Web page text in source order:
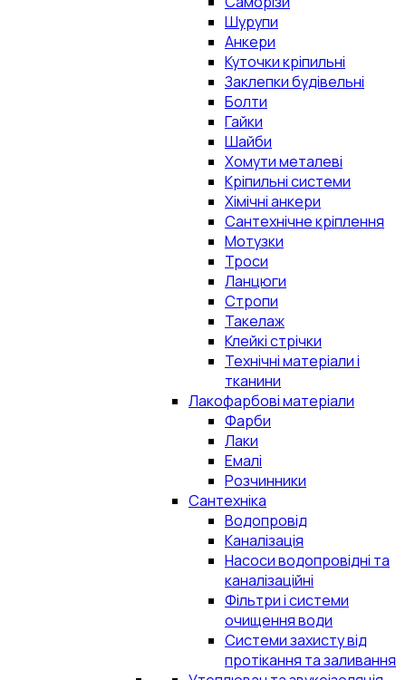
Шурупи
Анкери
Куточки кріпильні
Заклепки будівельні
Болти
Гайки
Шайби
Хомути металеві
Кріпильні системи
Хімічні анкери
Сантехнічне кріплення
Мотузки
Троси
Ланцюги
Стропи
Такелаж
Клейкі стрічки
Технічні матеріали і
тканини
Лакофарбові матеріали
Фарби
Лаки
Емалі
Розчинники
Сантехніка
Водопровід
Каналізація
Насоси водопровідні та
каналізаційні
Фільтри і системи
очищення води
Системи захисту від
протікання та заливання